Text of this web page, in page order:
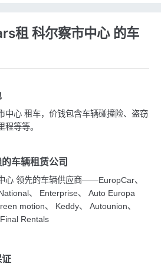
租 科尔察市中心 的车
中心 租车，价钱包含车辆碰撞险、盗窃
程等等。
车辆租赁公司
心 领先的车辆供应商——EuropCar、
、 Enterprise、 Auto Europa
motion、 Keddy、 Autounion、
Rentals